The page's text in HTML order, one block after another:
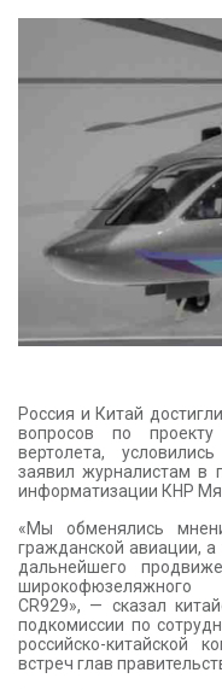
КОНТАКТЫ
Россия и Китай
вопросов по проекту
вертолета,
заявил журналистам в
информатизации КНР
«Мы обменялись
гражданской авиации,
дальнейшего
широкофюзеляжного
CR929», — сказал
подкомиссии по
российско-китайской
встреч глав